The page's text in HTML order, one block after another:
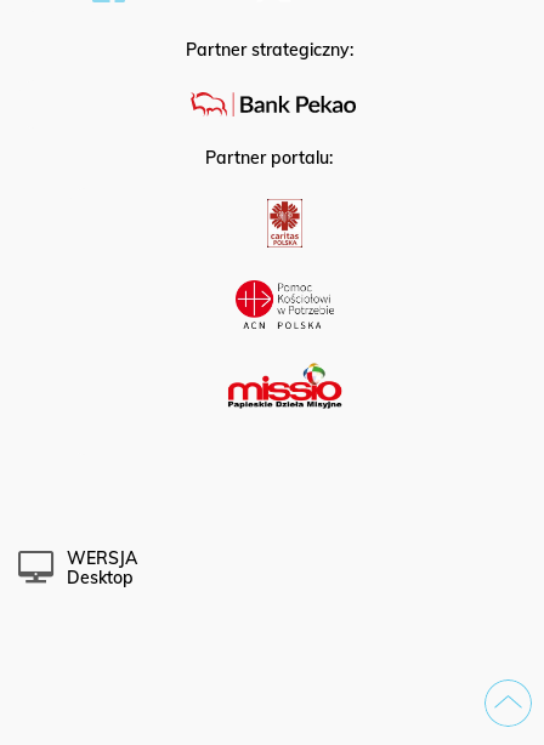
Partner strategiczny:
Partner portalu:
WERSJA
Desktop